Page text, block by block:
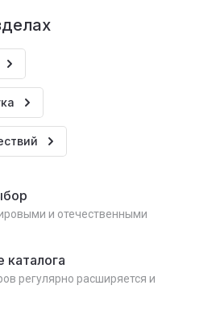
и отечественными
каталога
регулярно расширяется и